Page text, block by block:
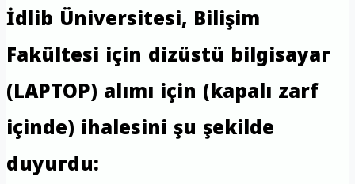
İdlib Üniversitesi, Bilişim
Fakültesi için dizüstü bilgisayar
(LAPTOP) alımı için (kapalı zarf
içinde) ihalesini şu şekilde
duyurdu: